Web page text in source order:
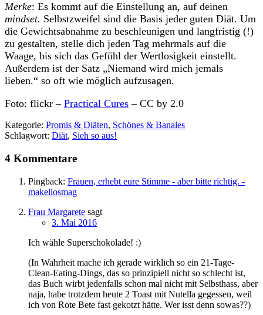
Merke: Es kommt auf die Einstellung an, auf deinen
mindset. Selbstzweifel sind die Basis jeder guten Diät. Um
die Gewichtsabnahme zu beschleunigen und langfristig (!)
zu gestalten, stelle dich jeden Tag mehrmals auf die
Waage, bis sich das Gefühl der Wertlosigkeit einstellt.
Außerdem ist der Satz „Niemand wird mich jemals
lieben.“ so oft wie möglich aufzusagen.
Foto: flickr – Practical Cures – CC by 2.0
Kategorie: Promis & Diäten, Schönes & Banales
Schlagwort: Diät, Sieh so aus!
4 Kommentare
Pingback: Frauen, erhebt eure Stimme - aber bitte richtig. -
makellosmag
Frau Margarete sagt
3. Mai 2016
Ich wähle Superschokolade! :)
(In Wahrheit mache ich gerade wirklich so ein 21-Tage-
Clean-Eating-Dings, das so prinzipiell nicht so schlecht ist,
das Buch wirbt jedenfalls schon mal nicht mit Selbsthass, aber
naja, habe trotzdem heute 2 Toast mit Nutella gegessen, weil
ich von Rote Bete fast gekotzt hätte. Wer isst denn sowas??)